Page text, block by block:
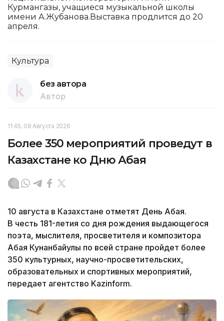
Курмангазы, учащиеся музыкальной школы
имени А.Жубанова.Выставка продлится до 20
апреля.
Культура
без автора
Автор
11:45, 08 Августа 2026
Более 350 мероприятий проведут в
Казахстане ко Дню Абая
10 августа в Казахстане отметят День Абая.
В честь 181-летия со дня рождения выдающегося
поэта, мыслителя, просветителя и композитора
Абая Кунанбайулы по всей стране пройдет более
350 культурных, научно-просветительских,
образовательных и спортивных мероприятий,
передает агентство Kazinform.